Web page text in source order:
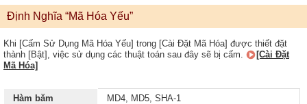
Định Nghĩa “Mã Hóa Yếu”
Khi [Cấm Sử Dụng Mã Hóa Yếu] trong [Cài Đặt Mã Hóa] được thiết đặt
thành [Bật], việc sử dụng các thuật toán sau đây sẽ bị cấm.
[Cài Đặt
Mã Hóa]
Hàm băm
MD4, MD5, SHA-1